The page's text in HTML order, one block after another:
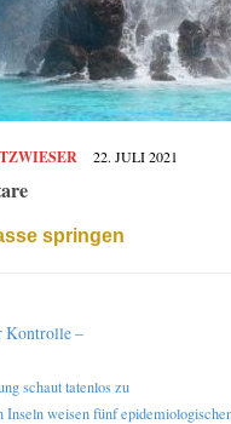
22. JULI 2021
springen
Kontrolle –
schaut tatenlos zu
Inseln weisen fünf